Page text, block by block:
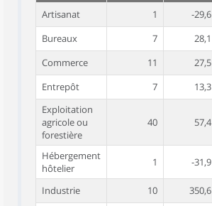
Artisanat 1 -29,6
Bureaux
7 28,1
Commerce
11 27,5
Entrepôt
7 13,3
Exploitation
agricole ou
forestière
40 57,4
Hébergement
hôtelier
1 -31,9
Industrie 10 350,6